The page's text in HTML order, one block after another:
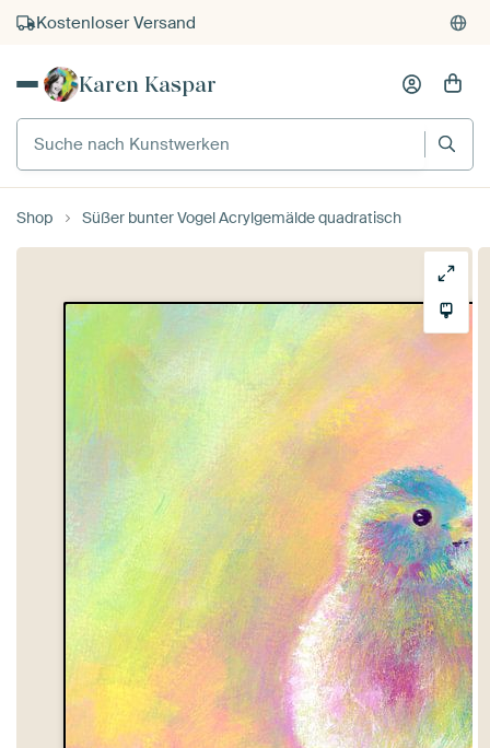
Kostenloser Versand
Kauf auf Rechnung
Karen Kaspar
Suche nach Kunstwerken
Shop Süßer bunter Vogel Acrylgemälde quadratisch